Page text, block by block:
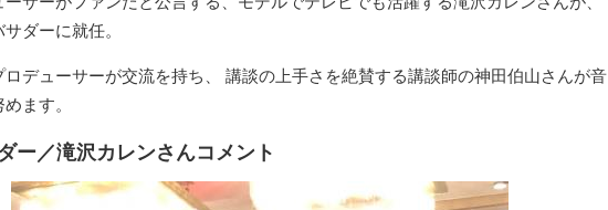
ダーに就任。
ロデューサーが交流を持ち、 講談の上手さを絶賛する講談師の神田伯山さんが音
ます。
ー／滝沢カレンさんコメント